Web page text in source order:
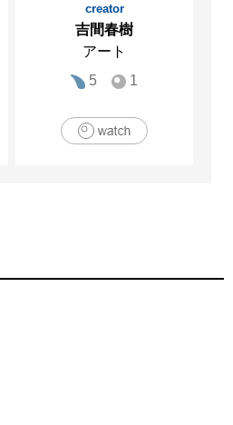
creator
吉間春樹
アート
5
1